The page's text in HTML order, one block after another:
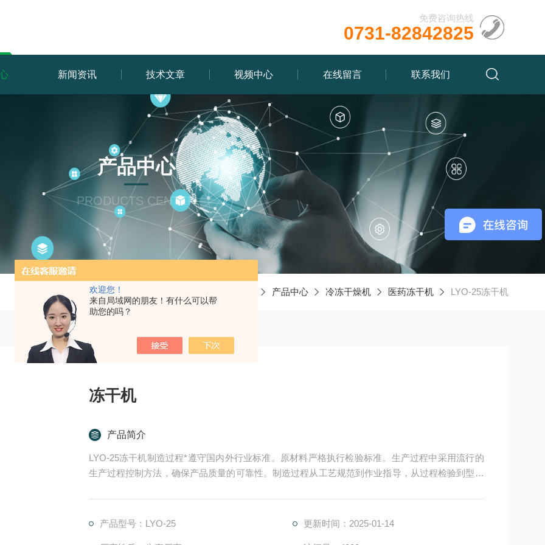
欢迎您！
来自局域网的朋友！有什么可以帮
助您的吗？
免费咨询热线
0731-82842825
新闻资讯 技术文章 视频中心 在线留言 联系我们
产品中心
PRODUCTS CENTER
产品中心 冷冻干燥机 医药冻干机 LYO-25冻干机
冻干机
产品简介
LYO-25冻干机制造过程*遵守国内外行业标准。原材料严格执行检验标准。生产过程中采用流行的
生产过程控制方法，确保产品质量的可靠性。制造过程从工艺规范到作业指导，从过程检验到型式
产品型号：LYO-25 更新时间：2025-01-14